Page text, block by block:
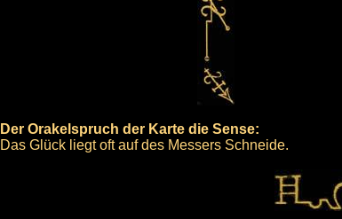
Der Orakelspruch der Karte die Sense:
Das Glück liegt oft auf des Messers Schneide.